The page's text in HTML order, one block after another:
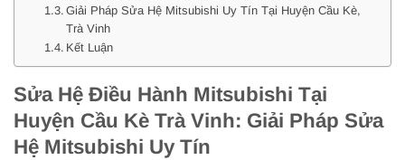
Giải Pháp Sửa Hệ Mitsubishi Uy Tín Tại Huyện Cầu Kè,
Trà Vinh
Kết Luận
Sửa Hệ Điều Hành Mitsubishi Tại
Huyện Cầu Kè Trà Vinh: Giải Pháp Sửa
Hệ Mitsubishi Uy Tín